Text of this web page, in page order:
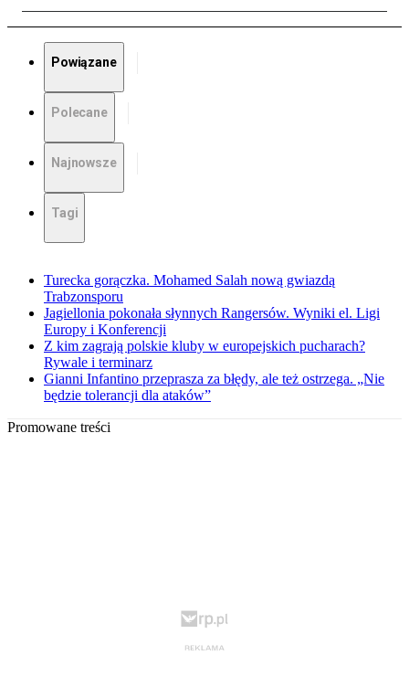
Powiązane
Polecane
Najnowsze
Tagi
Turecka gorączka. Mohamed Salah nową gwiazdą
Trabzonsporu
Jagiellonia pokonała słynnych Rangersów. Wyniki el. Ligi
Europy i Konferencji
Z kim zagrają polskie kluby w europejskich pucharach?
Rywale i terminarz
Gianni Infantino przeprasza za błędy, ale też ostrzega. „Nie
będzie tolerancji dla ataków”
Promowane treści